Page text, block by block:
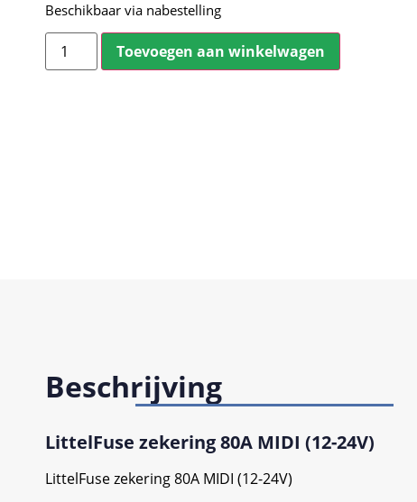
Beschikbaar via nabestelling
Toevoegen aan winkelwagen
Beschrijving
LittelFuse zekering 80A MIDI (12-24V)
LittelFuse zekering 80A MIDI (12-24V)